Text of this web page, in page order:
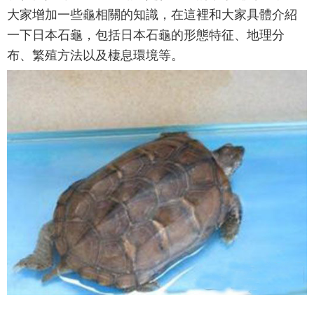
大家增加一些龜相關的知識，在這裡和大家具體介紹
一下日本石龜，包括日本石龜的形態特征、地理分
布、繁殖方法以及棲息環境等。